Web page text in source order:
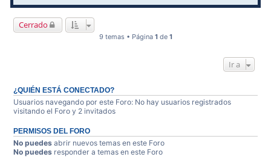
Cerrado
9 temas • Página 1 de 1
Ir a
¿QUIÉN ESTÁ CONECTADO?
Usuarios navegando por este Foro: No hay usuarios registrados
visitando el Foro y 2 invitados
PERMISOS DEL FORO
No puedes abrir nuevos temas en este Foro
No puedes responder a temas en este Foro